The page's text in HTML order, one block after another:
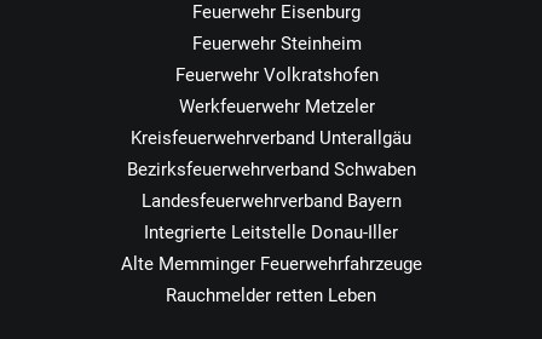
Feuerwehr Eisenburg
Feuerwehr Steinheim
Feuerwehr Volkratshofen
Werkfeuerwehr Metzeler
Kreisfeuerwehrverband Unterallgäu
Bezirksfeuerwehrverband Schwaben
Landesfeuerwehrverband Bayern
Integrierte Leitstelle Donau-Iller
Alte Memminger Feuerwehrfahrzeuge
Rauchmelder retten Leben